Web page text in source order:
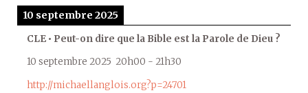
10 septembre 2025
CLE • Peut-on dire que la Bible est la Parole de Dieu ?
10 septembre 2025 20h00 - 21h30
http://michaellanglois.org?p=24701